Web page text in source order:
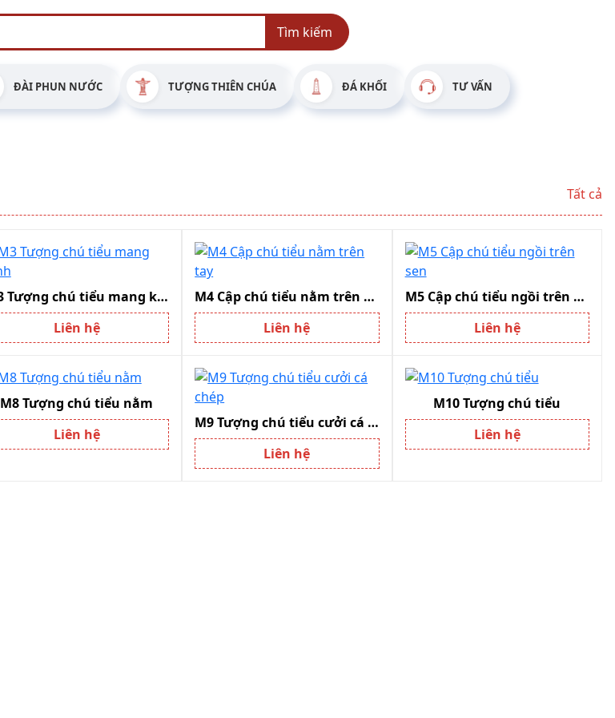
Tìm kiếm
ĐÀI PHUN NƯỚC TƯỢNG THIÊN CHÚA ĐÁ KHỐI TƯ VẤN
Tất cả
M3 Tượng chú tiểu mang kính
Liên hệ
M4 Cập chú tiểu nằm trên tay
Liên hệ
M5 Cập chú tiểu ngồi trên sen
Liên hệ
M8 Tượng chú tiểu nằm
Liên hệ
M9 Tượng chú tiểu cưởi cá chép
Liên hệ
M10 Tượng chú tiểu
Liên hệ